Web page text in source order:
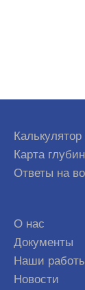
Карта глубин
Ответы на
О нас
Документы
Наши
Новости